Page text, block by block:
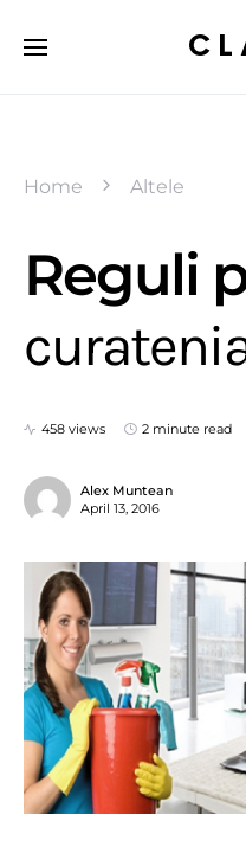
Home Altele
Reguli
458 views 2 minute read
Alex Muntean
April 13, 2016